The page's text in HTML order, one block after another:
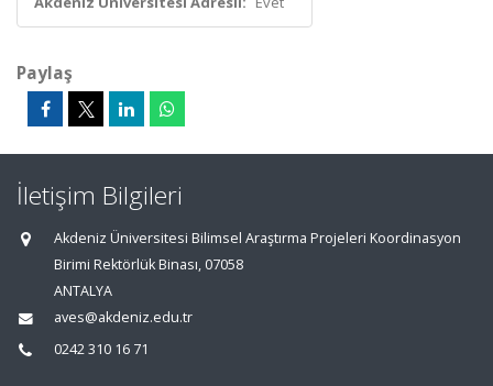
Paylaş
İletişim Bilgileri
Akdeniz Üniversitesi Bilimsel Araştırma Projeleri Koordinasyon
Birimi Rektörlük Binası, 07058
ANTALYA
aves@akdeniz.edu.tr
0242 310 16 71